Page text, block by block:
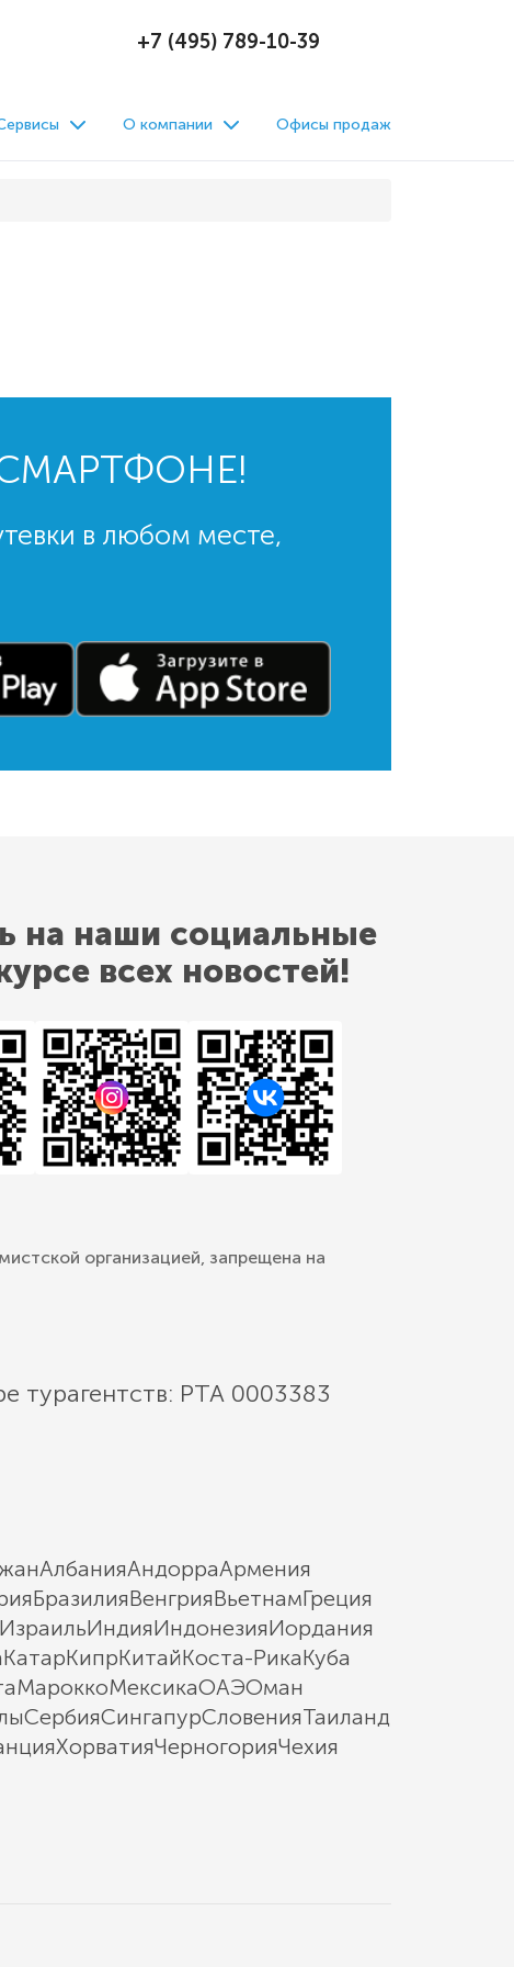
+7 (495) 789-10-39
О компании Офисы продаж
в любом месте,
на наши социальные
всех новостей!
организацией, запрещена на
турагентств: РТА 0003383
АлбанияАндорраАрмения
БразилияВенгрияВьетнамГреция
ИзраильИндияИндонезияИордания
КатарКипрКитайКоста-РикаКуба
МароккоМексикаОАЭОман
СербияСингапурСловенияТаиланд
ХорватияЧерногорияЧехия